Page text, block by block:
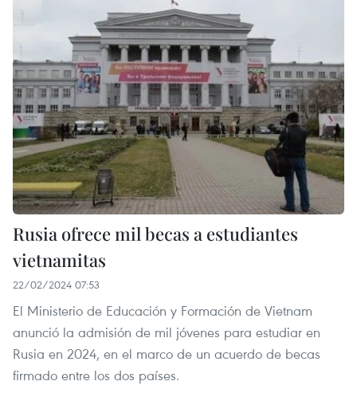
Rusia ofrece mil becas a estudiantes
vietnamitas
22/02/2024 07:53
El Ministerio de Educación y Formación de Vietnam
anunció la admisión de mil jóvenes para estudiar en
Rusia en 2024, en el marco de un acuerdo de becas
firmado entre los dos países.